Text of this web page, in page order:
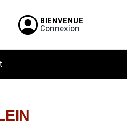
BIENVENUE
Connexion